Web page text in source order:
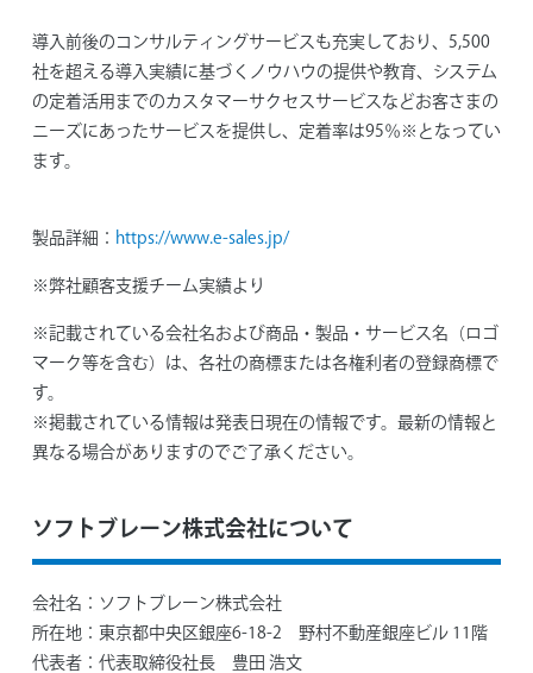
導入前後のコンサルティングサービスも充実しており、5,500
社を超える導入実績に基づくノウハウの提供や教育、システム
の定着活用までのカスタマーサクセスサービスなどお客さまの
ニーズにあったサービスを提供し、定着率は95％※となってい
ます。
製品詳細： https://www.e-sales.jp/
※弊社顧客支援チーム実績より
※記載されている会社名および商品・製品・サービス名（ロゴ
マーク等を含む）は、各社の商標または各権利者の登録商標で
す。
※掲載されている情報は発表日現在の情報です。最新の情報と
異なる場合がありますのでご了承ください。
ソフトブレーン株式会社について
会社名： ソフトブレーン株式会社
所在地： 東京都中央区銀座6-18-2 野村不動産銀座ビル 11階
代表者： 代表取締役社長 豊田 浩文